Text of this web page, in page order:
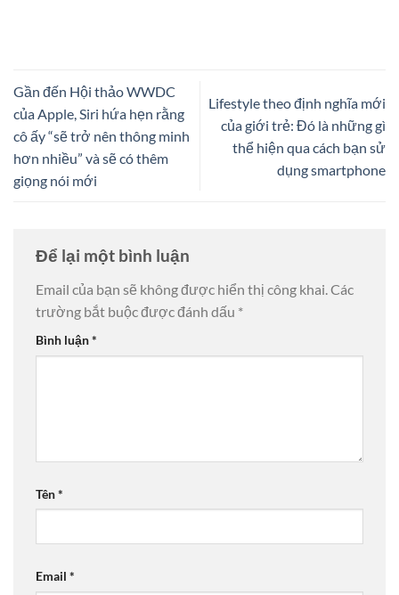
Gần đến Hội thảo WWDC
của Apple, Siri hứa hẹn rằng
cô ấy “sẽ trở nên thông minh
hơn nhiều” và sẽ có thêm
giọng nói mới
Lifestyle theo định nghĩa mới
của giới trẻ: Đó là những gì
thể hiện qua cách bạn sử
dụng smartphone
Để lại một bình luận
Email của bạn sẽ không được hiển thị công khai. Các
trường bắt buộc được đánh dấu *
Bình luận*
Tên*
Email *